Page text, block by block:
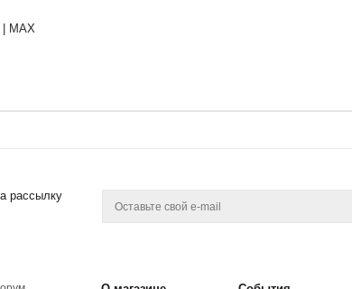
MAX
рассылку